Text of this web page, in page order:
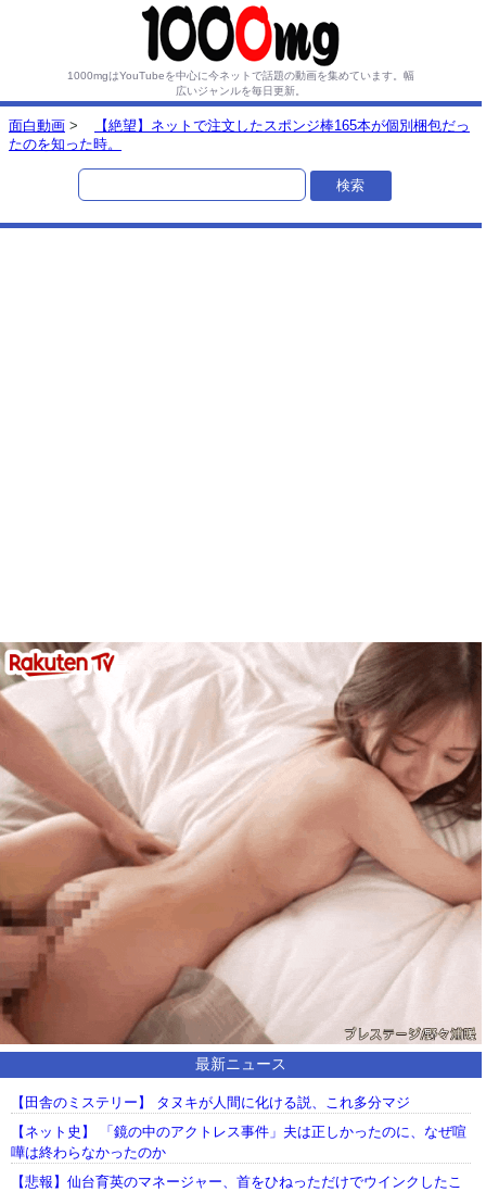
1000mgはYouTubeを中心に今ネットで話題の動画を集めています。 幅
広いジャンルを毎日更新。
面白動画 >
【絶望】ネットで注文したスポンジ棒165本が個別梱包だっ
たのを知った時。
最新ニュース
【田舎のミステリー】 タヌキが人間に化ける説、これ多分マジ
【ネット史】 「鏡の中のアクトレス事件」夫は正しかったのに、なぜ喧
嘩は終わらなかったのか
【悲報】仙台育英のマネージャー、首をひねっただけでウインクしたこ